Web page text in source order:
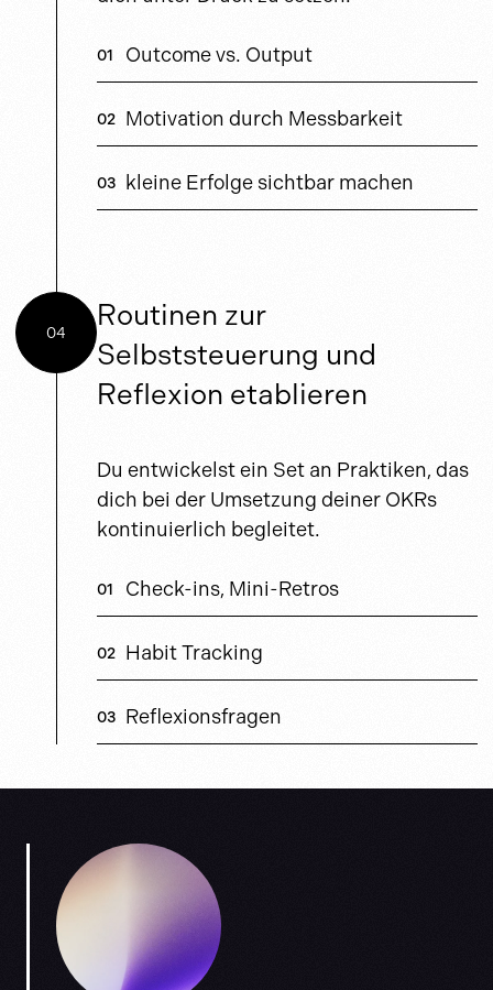
Outcome vs. Output
Motivation durch Messbarkeit
kleine Erfolge sichtbar machen
04
Routinen zur
Selbststeuerung und
Reflexion etablieren
Du entwickelst ein Set an Praktiken, das
dich bei der Umsetzung deiner OKRs
kontinuierlich begleitet.
Check-ins, Mini-Retros
Habit Tracking
Reflexionsfragen